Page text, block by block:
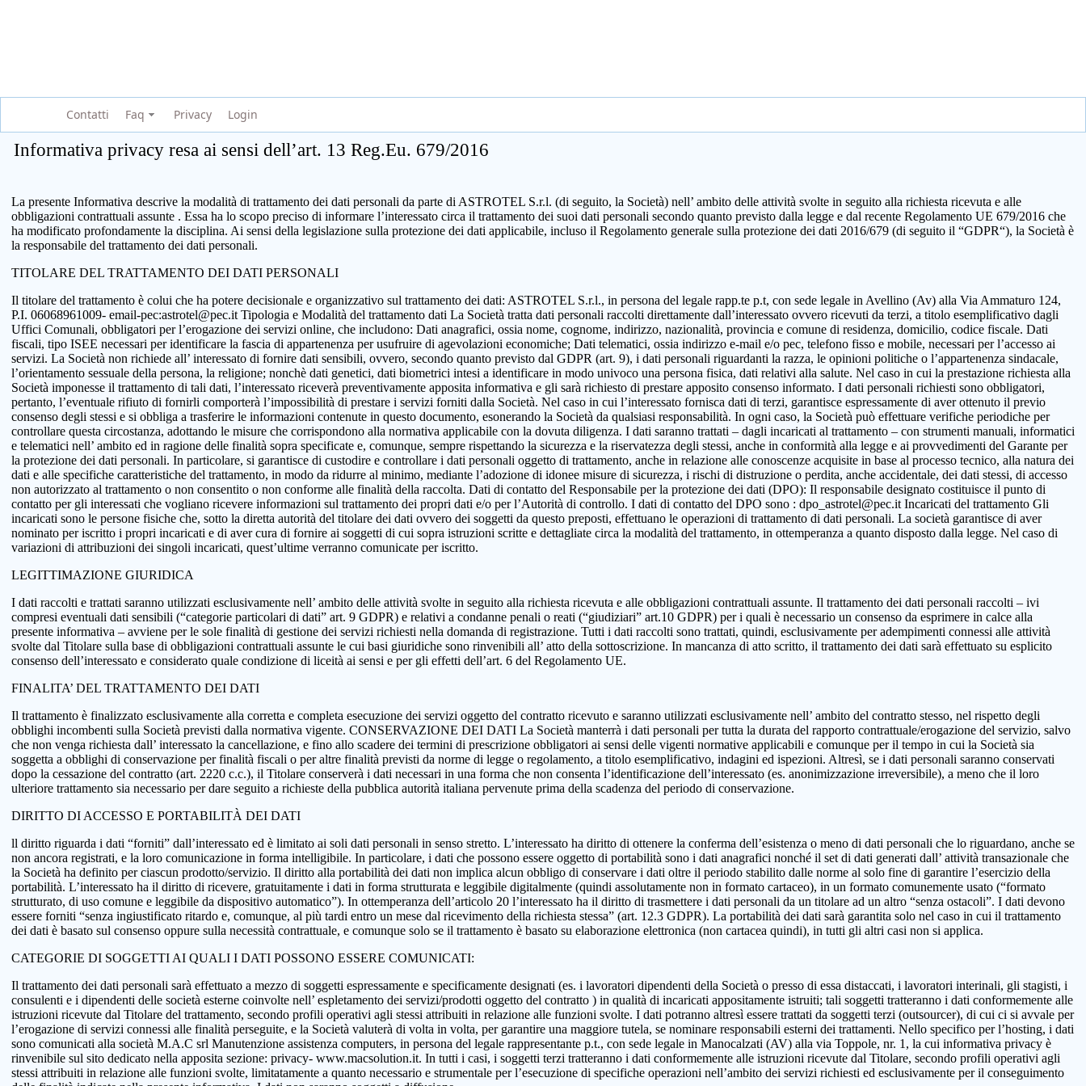
Contatti Faq Privacy Login
Informativa privacy resa ai sensi dell’art. 13 Reg.Eu. 679/2016
La presente Informativa descrive la modalità di trattamento dei dati personali da parte di ASTROTEL S.r.l. (di seguito, la Società) nell’ ambito delle attività svolte in seguito alla richiesta ricevuta e alle
obbligazioni contrattuali assunte . Essa ha lo scopo preciso di informare l’interessato circa il trattamento dei suoi dati personali secondo quanto previsto dalla legge e dal recente Regolamento UE 679/2016 che
ha modificato profondamente la disciplina. Ai sensi della legislazione sulla protezione dei dati applicabile, incluso il Regolamento generale sulla protezione dei dati 2016/679 (di seguito il “GDPR“), la Società è
la responsabile del trattamento dei dati personali.
TITOLARE DEL TRATTAMENTO DEI DATI PERSONALI
Il titolare del trattamento è colui che ha potere decisionale e organizzativo sul trattamento dei dati: ASTROTEL S.r.l., in persona del legale rapp.te p.t, con sede legale in Avellino (Av) alla Via Ammaturo 124,
P.I. 06068961009- email-pec:astrotel@pec.it Tipologia e Modalità del trattamento dati La Società tratta dati personali raccolti direttamente dall’interessato ovvero ricevuti da terzi, a titolo esemplificativo dagli
Uffici Comunali, obbligatori per l’erogazione dei servizi online, che includono: Dati anagrafici, ossia nome, cognome, indirizzo, nazionalità, provincia e comune di residenza, domicilio, codice fiscale. Dati
fiscali, tipo ISEE necessari per identificare la fascia di appartenenza per usufruire di agevolazioni economiche; Dati telematici, ossia indirizzo e-mail e/o pec, telefono fisso e mobile, necessari per l’accesso ai
servizi. La Società non richiede all’ interessato di fornire dati sensibili, ovvero, secondo quanto previsto dal GDPR (art. 9), i dati personali riguardanti la razza, le opinioni politiche o l’appartenenza sindacale,
l’orientamento sessuale della persona, la religione; nonchè dati genetici, dati biometrici intesi a identificare in modo univoco una persona fisica, dati relativi alla salute. Nel caso in cui la prestazione richiesta alla
Società imponesse il trattamento di tali dati, l’interessato riceverà preventivamente apposita informativa e gli sarà richiesto di prestare apposito consenso informato. I dati personali richiesti sono obbligatori,
pertanto, l’eventuale rifiuto di fornirli comporterà l’impossibilità di prestare i servizi forniti dalla Società. Nel caso in cui l’interessato fornisca dati di terzi, garantisce espressamente di aver ottenuto il previo
consenso degli stessi e si obbliga a trasferire le informazioni contenute in questo documento, esonerando la Società da qualsiasi responsabilità. In ogni caso, la Società può effettuare verifiche periodiche per
controllare questa circostanza, adottando le misure che corrispondono alla normativa applicabile con la dovuta diligenza. I dati saranno trattati – dagli incaricati al trattamento – con strumenti manuali, informatici
e telematici nell’ ambito ed in ragione delle finalità sopra specificate e, comunque, sempre rispettando la sicurezza e la riservatezza degli stessi, anche in conformità alla legge e ai provvedimenti del Garante per
la protezione dei dati personali. In particolare, si garantisce di custodire e controllare i dati personali oggetto di trattamento, anche in relazione alle conoscenze acquisite in base al processo tecnico, alla natura dei
dati e alle specifiche caratteristiche del trattamento, in modo da ridurre al minimo, mediante l’adozione di idonee misure di sicurezza, i rischi di distruzione o perdita, anche accidentale, dei dati stessi, di accesso
non autorizzato al trattamento o non consentito o non conforme alle finalità della raccolta. Dati di contatto del Responsabile per la protezione dei dati (DPO): Il responsabile designato costituisce il punto di
contatto per gli interessati che vogliano ricevere informazioni sul trattamento dei propri dati e/o per l’Autorità di controllo. I dati di contatto del DPO sono : dpo_astrotel@pec.it Incaricati del trattamento Gli
incaricati sono le persone fisiche che, sotto la diretta autorità del titolare dei dati ovvero dei soggetti da questo preposti, effettuano le operazioni di trattamento di dati personali. La società garantisce di aver
nominato per iscritto i propri incaricati e di aver cura di fornire ai soggetti di cui sopra istruzioni scritte e dettagliate circa la modalità del trattamento, in ottemperanza a quanto disposto dalla legge. Nel caso di
variazioni di attribuzioni dei singoli incaricati, quest’ultime verranno comunicate per iscritto.
LEGITTIMAZIONE GIURIDICA
I dati raccolti e trattati saranno utilizzati esclusivamente nell’ ambito delle attività svolte in seguito alla richiesta ricevuta e alle obbligazioni contrattuali assunte. Il trattamento dei dati personali raccolti – ivi
compresi eventuali dati sensibili (“categorie particolari di dati” art. 9 GDPR) e relativi a condanne penali o reati (“giudiziari” art.10 GDPR) per i quali è necessario un consenso da esprimere in calce alla
presente informativa – avviene per le sole finalità di gestione dei servizi richiesti nella domanda di registrazione. Tutti i dati raccolti sono trattati, quindi, esclusivamente per adempimenti connessi alle attività
svolte dal Titolare sulla base di obbligazioni contrattuali assunte le cui basi giuridiche sono rinvenibili all’ atto della sottoscrizione. In mancanza di atto scritto, il trattamento dei dati sarà effettuato su esplicito
consenso dell’interessato e considerato quale condizione di liceità ai sensi e per gli effetti dell’art. 6 del Regolamento UE.
FINALITA’ DEL TRATTAMENTO DEI DATI
Il trattamento è finalizzato esclusivamente alla corretta e completa esecuzione dei servizi oggetto del contratto ricevuto e saranno utilizzati esclusivamente nell’ ambito del contratto stesso, nel rispetto degli
obblighi incombenti sulla Società previsti dalla normativa vigente. CONSERVAZIONE DEI DATI La Società manterrà i dati personali per tutta la durata del rapporto contrattuale/erogazione del servizio, salvo
che non venga richiesta dall’ interessato la cancellazione, e fino allo scadere dei termini di prescrizione obbligatori ai sensi delle vigenti normative applicabili e comunque per il tempo in cui la Società sia
soggetta a obblighi di conservazione per finalità fiscali o per altre finalità previsti da norme di legge o regolamento, a titolo esemplificativo, indagini ed ispezioni. Altresì, se i dati personali saranno conservati
dopo la cessazione del contratto (art. 2220 c.c.), il Titolare conserverà i dati necessari in una forma che non consenta l’identificazione dell’interessato (es. anonimizzazione irreversibile), a meno che il loro
ulteriore trattamento sia necessario per dare seguito a richieste della pubblica autorità italiana pervenute prima della scadenza del periodo di conservazione.
DIRITTO DI ACCESSO E PORTABILITÀ DEI DATI
ll diritto riguarda i dati “forniti” dall’interessato ed è limitato ai soli dati personali in senso stretto. L’interessato ha diritto di ottenere la conferma dell’esistenza o meno di dati personali che lo riguardano, anche se
non ancora registrati, e la loro comunicazione in forma intelligibile. In particolare, i dati che possono essere oggetto di portabilità sono i dati anagrafici nonché il set di dati generati dall’ attività transazionale che
la Società ha definito per ciascun prodotto/servizio. Il diritto alla portabilità dei dati non implica alcun obbligo di conservare i dati oltre il periodo stabilito dalle norme al solo fine di garantire l’esercizio della
portabilità. L’interessato ha il diritto di ricevere, gratuitamente i dati in forma strutturata e leggibile digitalmente (quindi assolutamente non in formato cartaceo), in un formato comunemente usato (“formato
strutturato, di uso comune e leggibile da dispositivo automatico”). In ottemperanza dell’articolo 20 l’interessato ha il diritto di trasmettere i dati personali da un titolare ad un altro “senza ostacoli”. I dati devono
essere forniti “senza ingiustificato ritardo e, comunque, al più tardi entro un mese dal ricevimento della richiesta stessa” (art. 12.3 GDPR). La portabilità dei dati sarà garantita solo nel caso in cui il trattamento
dei dati è basato sul consenso oppure sulla necessità contrattuale, e comunque solo se il trattamento è basato su elaborazione elettronica (non cartacea quindi), in tutti gli altri casi non si applica.
CATEGORIE DI SOGGETTI AI QUALI I DATI POSSONO ESSERE COMUNICATI:
Il trattamento dei dati personali sarà effettuato a mezzo di soggetti espressamente e specificamente designati (es. i lavoratori dipendenti della Società o presso di essa distaccati, i lavoratori interinali, gli stagisti, i
consulenti e i dipendenti delle società esterne coinvolte nell’ espletamento dei servizi/prodotti oggetto del contratto ) in qualità di incaricati appositamente istruiti; tali soggetti tratteranno i dati conformemente alle
istruzioni ricevute dal Titolare del trattamento, secondo profili operativi agli stessi attribuiti in relazione alle funzioni svolte. I dati potranno altresì essere trattati da soggetti terzi (outsourcer), di cui ci si avvale per
l’erogazione di servizi connessi alle finalità perseguite, e la Società valuterà di volta in volta, per garantire una maggiore tutela, se nominare responsabili esterni dei trattamenti. Nello specifico per l’hosting, i dati
sono comunicati alla società M.A.C srl Manutenzione assistenza computers, in persona del legale rappresentante p.t., con sede legale in Manocalzati (AV) alla via Toppole, nr. 1, la cui informativa privacy è
rinvenibile sul sito dedicato nella apposita sezione: privacy- www.macsolution.it. In tutti i casi, i soggetti terzi tratteranno i dati conformemente alle istruzioni ricevute dal Titolare, secondo profili operativi agli
stessi attribuiti in relazione alle funzioni svolte, limitatamente a quanto necessario e strumentale per l’esecuzione di specifiche operazioni nell’ambito dei servizi richiesti ed esclusivamente per il conseguimento